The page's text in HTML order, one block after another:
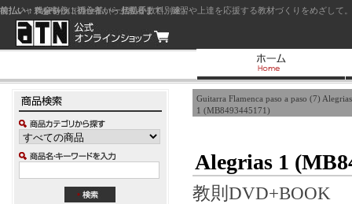
ジャズを中心に初心者から上級者まで、練習や上達を応援する教材づくりをめざし
Guitarra Flamenca paso a paso (7) Alegrias
1 (MB8493445171)
Alegrias 1
教則DVD+BOOK
前払い：クレジットカード（一括払い）
後払い：代金引換（現金払い・代引手数料別途）
前払い：PayPay